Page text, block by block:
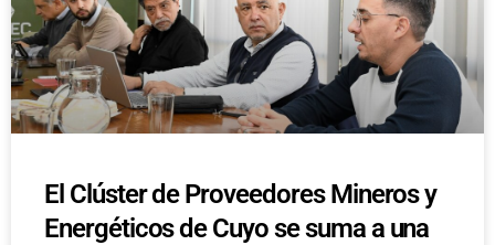
El Clúster de Proveedores Mineros y
Energéticos de Cuyo se suma a una